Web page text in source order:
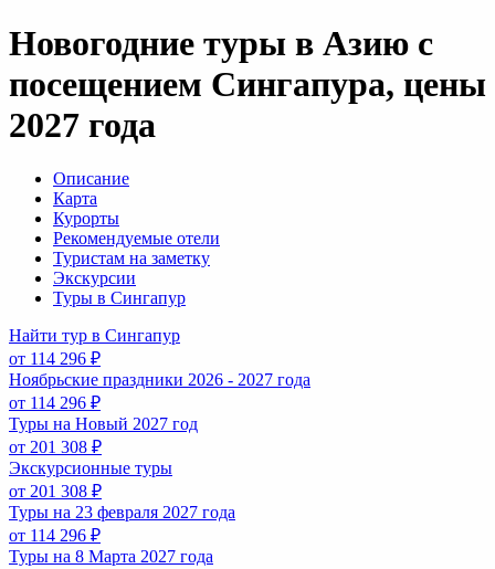
Новогодние туры в Азию с
посещением Сингапура, цены
2027 года
Описание
Карта
Курорты
Рекомендуемые отели
Туристам на заметку
Экскурсии
Туры в Сингапур
Найти тур в Сингапур
от 114 296 ₽
Ноябрьские праздники 2026 - 2027 года
от 114 296 ₽
Туры на Новый 2027 год
от 201 308 ₽
Экскурсионные туры
от 201 308 ₽
Туры на 23 февраля 2027 года
от 114 296 ₽
Туры на 8 Марта 2027 года